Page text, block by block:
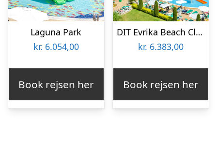
Laguna Park
kr. 6.054,00
Book rejsen her
DIT Evrika Beach Club Hotel
kr. 6.383,00
Book rejsen her